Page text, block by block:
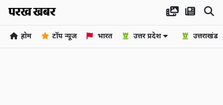
होम टॉप न्यूज भारत उत्तर प्रदेश उत्तराखंड